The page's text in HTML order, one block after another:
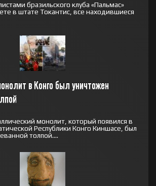
бразильского клуба «Пальмас»
в штате Токантис, все находившиеся
в Конго был уничтожен
монолит, который появился в
Республики Конго Киншасе, был
толпой....